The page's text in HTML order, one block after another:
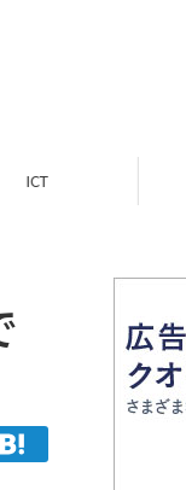
ICT